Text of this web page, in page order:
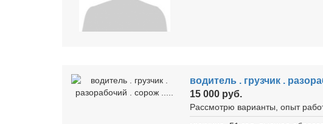
водитель . грузчик .
15 000 руб.
Рассмотрю варианты, опыт